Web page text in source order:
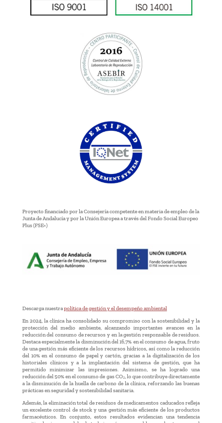
Proyecto financiado por la Consejería competente en materia de empleo de la
Junta de Andalucía y por la Unión Europea a través del Fondo Social Europeo
Plus (FSE+)
Descarga nuestrapolítica de gestión y el desempeño ambiental
En 2024, la clínica ha consolidado su compromiso con la sostenibilidad y la
protección del medio ambiente, alcanzando importantes avances en la
reducción del consumo de recursos y en la gestión responsable de residuos.
Destaca especialmente la disminución del 16,7% en el consumo de agua, fruto
de una gestión más eficiente de los recursos hídricos, así como la reducción
del 10% en el consumo de papel y cartón, gracias a la digitalización de los
historiales clínicos y a la implantación del sistema de gestión, que ha
permitido minimizar las impresiones. Asimismo, se ha logrado una
reducción del 50% en el consumo de gas CO₂, lo que contribuye directamente
a la disminución de la huella de carbono de la clínica, reforzando las buenas
prácticas en seguridad y sostenibilidad sanitaria.
Además, la eliminación total de residuos de medicamentos caducados refleja
un excelente control de stock y una gestión más eficiente de los productos
farmacéuticos. En conjunto, estos resultados evidencian una tendencia